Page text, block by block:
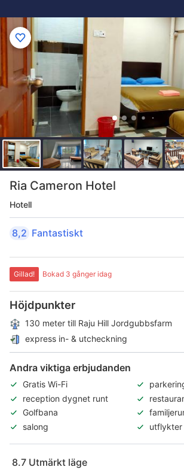
Ria Cameron Hotel
Hotell
8,2 Fantastiskt
Gillad! Bokad 3 gånger idag
Höjdpunkter
130 meter till Raju Hill Jordgubbsfarm
express in- & utcheckning
Andra viktiga erbjudanden
Gratis Wi-Fi
reception dygnet runt
Golfbana
salong
utflykter
8.7 Utmärkt läge